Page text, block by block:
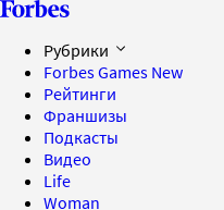
Рубрики
Forbes Games New
Рейтинги
Франшизы
Подкасты
Видео
Life
Woman